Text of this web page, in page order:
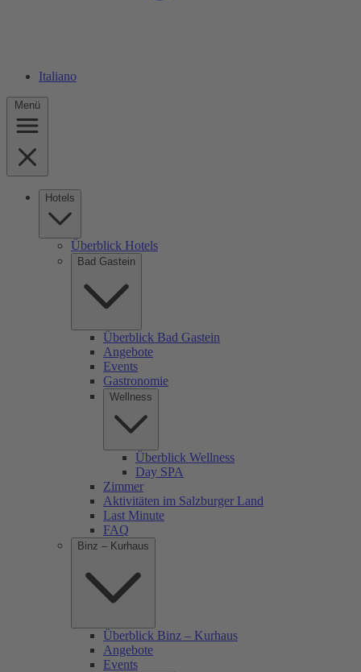
Italiano
Menü
Hotels
Überblick Hotels
Bad Gastein
Überblick Bad Gastein
Angebote
Events
Gastronomie
Wellness
Überblick Wellness
Day SPA
Zimmer
Aktivitäten im Salzburger Land
Last Minute
FAQ
Binz – Kurhaus
Überblick Binz – Kurhaus
Angebote
Events